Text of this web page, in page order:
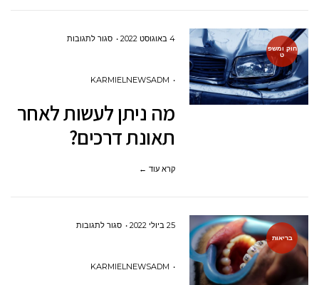
חוק ומשפ
ט
4 באוגוסט 2022 סגור לתגובותעל
לאחר
KARMIELNEWSADM
מה ניתן לעשות לאחר
תאונת דרכים?
קרא עוד ←
בריאות
25 ביולי 2022 סגור לתגובותעל
KARMIELNEWSADM